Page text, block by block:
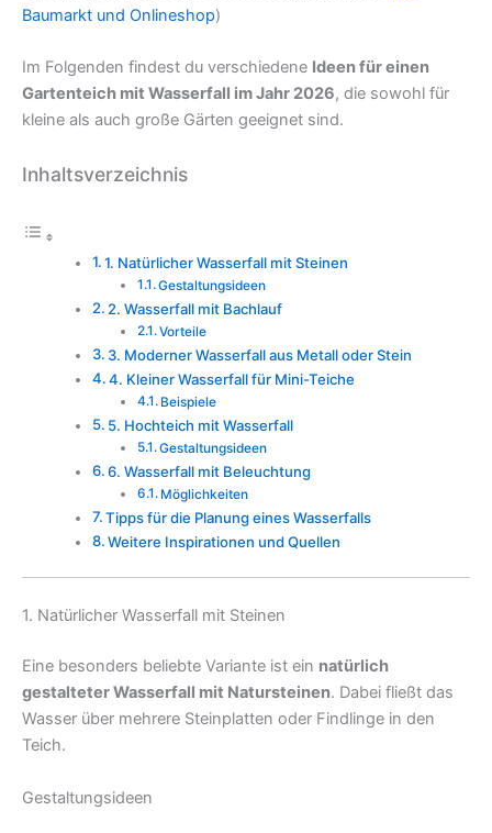
Baumarkt und Onlineshop)
Im Folgenden findest du verschiedene Ideen für einen
Gartenteich mit Wasserfall im Jahr 2026, die sowohl für
kleine als auch große Gärten geeignet sind.
Inhaltsverzeichnis
1. Natürlicher Wasserfall mit Steinen
Gestaltungsideen
2. Wasserfall mit Bachlauf
Vorteile
3. Moderner Wasserfall aus Metall oder Stein
4. Kleiner Wasserfall für Mini-Teiche
Beispiele
5. Hochteich mit Wasserfall
Gestaltungsideen
6. Wasserfall mit Beleuchtung
Möglichkeiten
Tipps für die Planung eines Wasserfalls
Weitere Inspirationen und Quellen
1. Natürlicher Wasserfall mit Steinen
Eine besonders beliebte Variante ist ein natürlich
gestalteter Wasserfall mit Natursteinen. Dabei fließt das
Wasser über mehrere Steinplatten oder Findlinge in den
Teich.
Gestaltungsideen